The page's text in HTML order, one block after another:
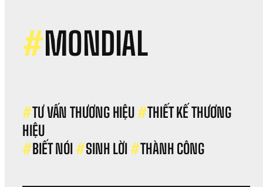
#MONDIAL
#TƯ VẤN THƯƠNG HIỆU #THIẾT KẾ THƯƠNG
HIỆU
#BIẾT NÓI #SINH LỜI #THÀNH CÔNG